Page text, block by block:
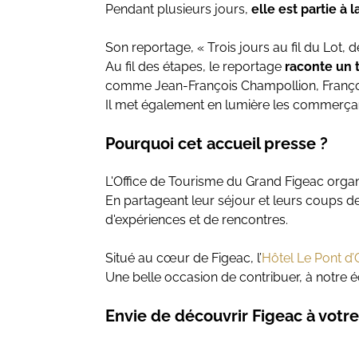
Pendant plusieurs jours, elle est partie à
Son reportage, « Trois jours au fil du Lot,
Au fil des étapes, le reportage raconte un
comme Jean-François Champollion,
Il met également en lumière les
Pourquoi cet accueil presse ?
L'Office de Tourisme du Grand Figeac
En partageant leur séjour et leurs coups
d'expériences et de rencontres.
Situé au cœur de Figeac, l’Hôtel Le Pont
Une belle occasion de contribuer, à notre
Envie de découvrir Figeac à